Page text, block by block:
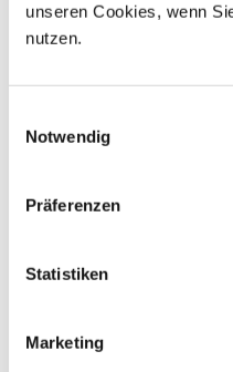
unseren Cookies, wenn
nutzen.
Notwendig
Präferenzen
Statistiken
Marketing
24 25 26